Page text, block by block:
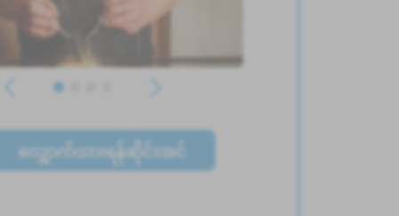
လျှောက်ထားရန်ဆိုင်းအင်